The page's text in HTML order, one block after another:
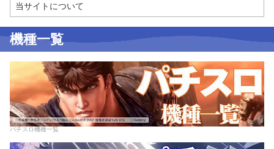
当サイトについて
機種一覧
パチスロ機種一覧